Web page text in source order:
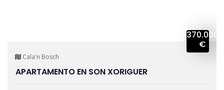
370.000
€
Cala'n Bosch
APARTAMENTO EN SON XORIGUER